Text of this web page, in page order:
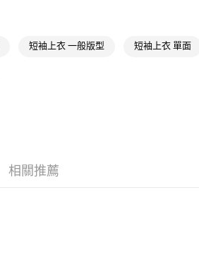
短袖上衣 一般版型 短袖上衣 單面
相關推薦